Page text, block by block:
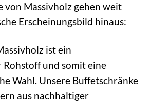
von Massivholz gehen weit
Erscheinungsbild hinaus:
ist ein
Rohstoff und somit eine
Wahl. Unsere Buffetschränke
aus nachhaltiger